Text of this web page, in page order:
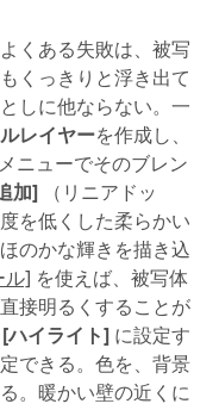
くある失敗は、被写
くっきりと浮き出て
しに他ならない。一
レイヤーを作成し、
ニューでそのブレン
加]
（リニアドッ
を低くした柔らかい
のかな輝きを描き込
ル] を使えば、被写体
接明るくすることが
[ハイライト] に設定す
できる。色を、背景
。暖かい壁の近くに